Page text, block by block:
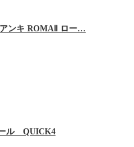
ンキ ROMAⅡ ロー…
ル QUICK4